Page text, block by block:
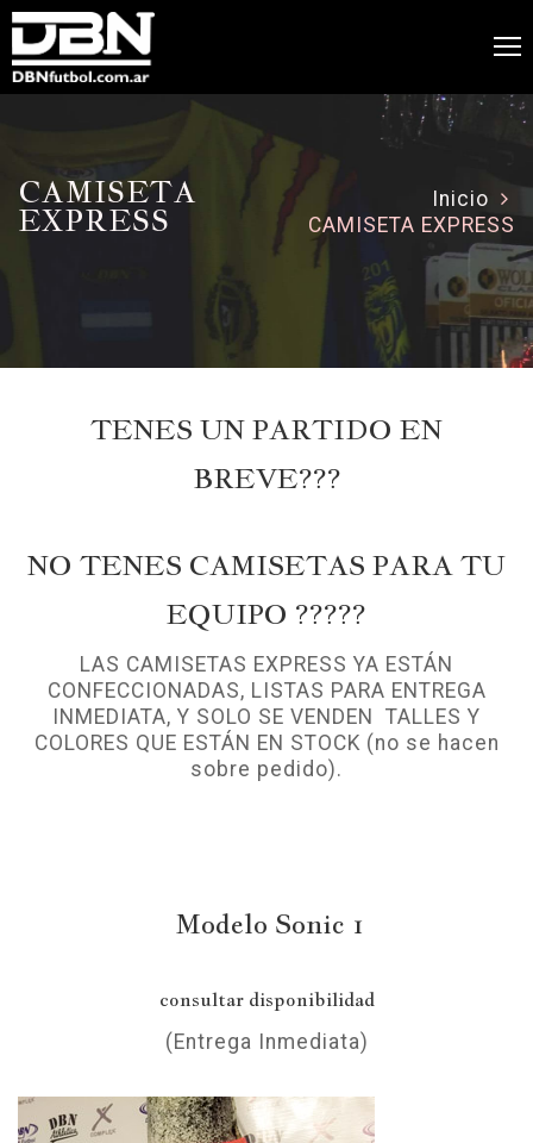
CAMISETA
EXPRESS
Inicio
CAMISETA EXPRESS
TENES UN PARTIDO EN
BREVE???
NO TENES CAMISETAS PARA TU
EQUIPO ?????
LAS CAMISETAS EXPRESS YA ESTÁN
CONFECCIONADAS, LISTAS PARA ENTREGA
INMEDIATA, Y SOLO SE VENDEN TALLES Y
COLORES QUE ESTÁN EN STOCK (no se hacen
sobre pedido).
Modelo Sonic 1
consultar disponibilidad
(Entrega Inmediata)